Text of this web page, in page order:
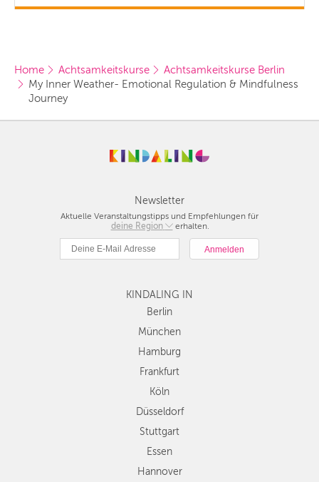
Home Achtsamkeitskurse
Achtsamkeitskurse Berlin
My Inner Weather- Emotional Regulation & Mindfulness
Journey
Newsletter
Aktuelle Veranstaltungstipps und Empfehlungen für
deine Region
Berlin
München
Hamburg
Köln
Düsseldorf
Stuttgart
Essen
Dresden
Nürnberg
Wien
Zürich
Andere
Regionen
erhalten.
KINDALING IN
Berlin
München
Hamburg
Frankfurt
Köln
Düsseldorf
Stuttgart
Essen
Hannover